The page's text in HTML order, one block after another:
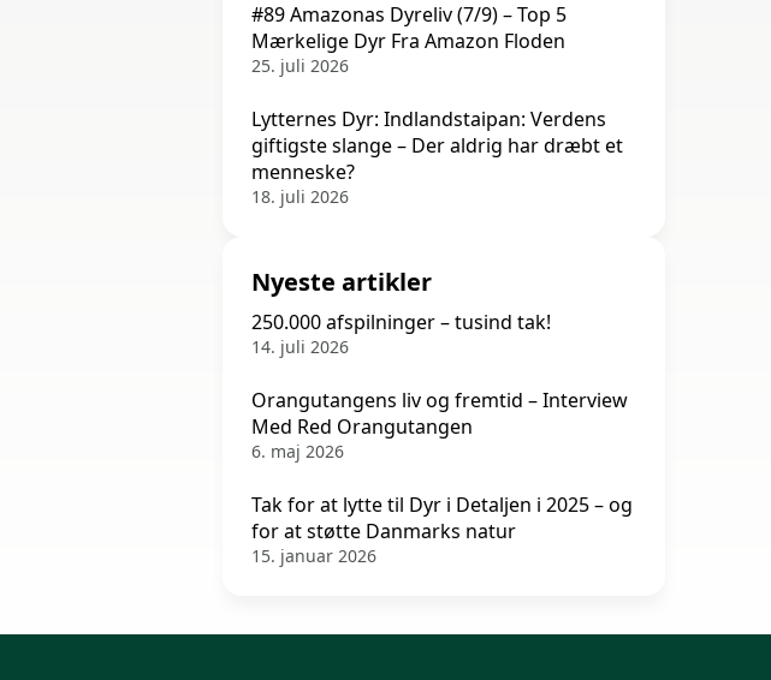
#89 Amazonas Dyreliv (7/9) – Top 5
Mærkelige Dyr Fra Amazon Floden
25. juli 2026
Lytternes Dyr: Indlandstaipan: Verdens
giftigste slange – Der aldrig har dræbt et
menneske?
18. juli 2026
Nyeste artikler
250.000 afspilninger – tusind tak!
14. juli 2026
Orangutangens liv og fremtid – Interview
Med Red Orangutangen
6. maj 2026
Tak for at lytte til Dyr i Detaljen i 2025 – og
for at støtte Danmarks natur
15. januar 2026